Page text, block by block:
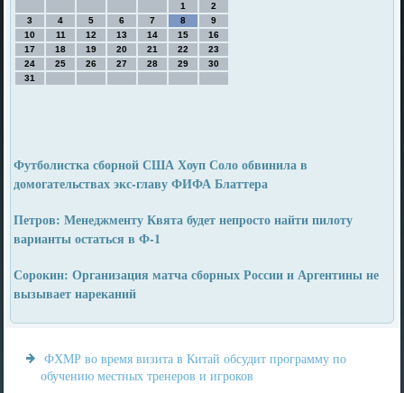
1
2
3
4 5 6 7 8
9
10
11 12 13 14 15
16
17
18 19 20 21 22
23
24
25 26 27 28 29
30
31
Футболистка сборной США Хоуп Соло обвинила в
домогательствах экс-главу ФИФА Блаттера
Петров: Менеджменту Квята будет непросто найти пилоту
варианты остаться в Ф-1
Сорокин: Организация матча сборных России и Аргентины не
вызывает нареканий
ФХМР во время визита в Китай обсудит программу по
обучению местных тренеров и игроков